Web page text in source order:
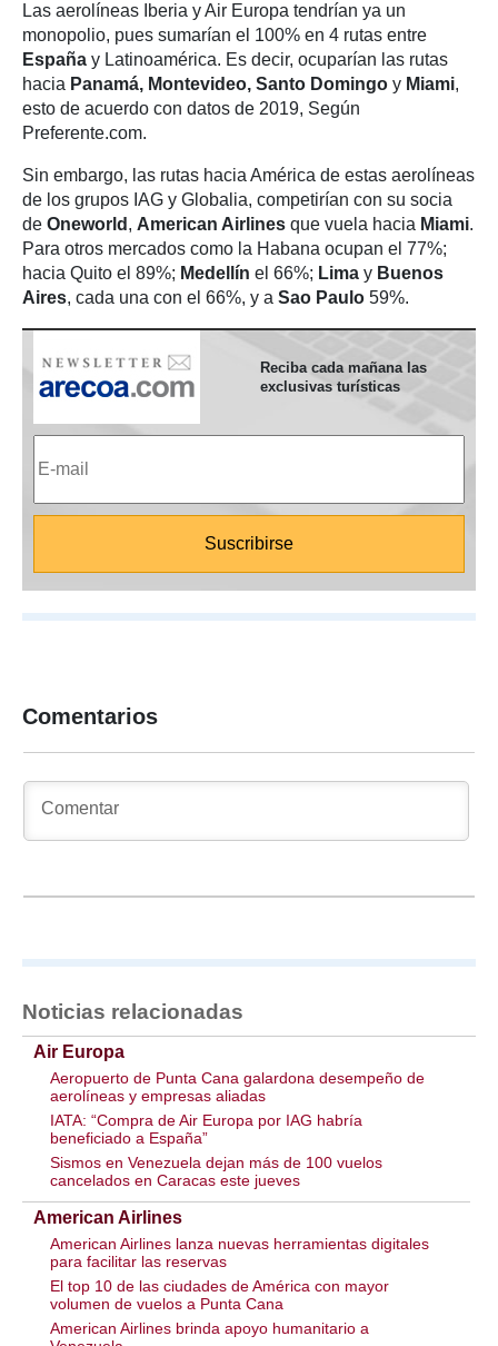
Las aerolíneas Iberia y Air Europa tendrían ya un
monopolio, pues sumarían el 100% en 4 rutas entre
España y Latinoamérica. Es decir, ocuparían las rutas
hacia Panamá, Montevideo, Santo Domingo y Miami,
esto de acuerdo con datos de 2019, Según
Preferente.com.
Sin embargo, las rutas hacia América de estas aerolíneas
de los grupos IAG y Globalia, competirían con su socia
de Oneworld , American Airlines que vuela hacia Miami.
Para otros mercados como la Habana ocupan el 77%;
hacia Quito el 89%; Medellín el 66%; Lima y Buenos
Aires, cada una con el 66%, y a Sao Paulo 59%.
Reciba cada mañana las
exclusivas turísticas
Comentarios
Noticias relacionadas
Air Europa
Aeropuerto de Punta Cana galardona desempeño de
aerolíneas y empresas aliadas
IATA: “Compra de Air Europa por IAG habría
beneficiado a España”
Sismos en Venezuela dejan más de 100 vuelos
cancelados en Caracas este jueves
American Airlines
American Airlines lanza nuevas herramientas digitales
para facilitar las reservas
El top 10 de las ciudades de América con mayor
volumen de vuelos a Punta Cana
American Airlines brinda apoyo humanitario a